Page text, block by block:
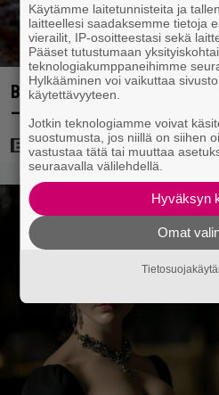
Bond-luojan 68 vuotta
– tältä 007-hahmon piti
Käytämme laitetunnisteita ja
laitteellesi saadaksemme tietoja
vierailit, IP-osoitteestasi sekä
Pääset tutustumaan
teknologiakumppaneihimme
Hylkääminen voi vaikuttaa
käytettävyyteen.
Jotkin teknologiamme voivat
suostumusta, jos niillä on siihen
vastustaa tätä tai muuttaa
seuraavalla välilehdellä.
Hyväksyn
Omat